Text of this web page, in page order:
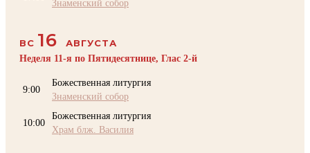
Знаменский собор
ВС 16
АВГУСТА
Неделя 11-я по Пятидесятнице, Глас 2-й
9:00
Божественная литургия
Знаменский собор
10:00
Божественная литургия
Храм блж. Василия